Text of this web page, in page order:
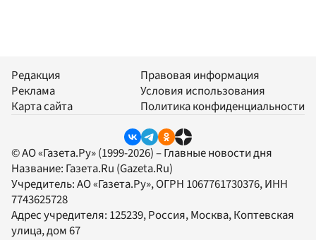
Редакция
Реклама
Карта сайта
Правовая информация
Условия использования
Политика конфиденциальности
© АО «Газета.Ру» (1999-2026) – Главные новости дня
Название: Газета.Ru (Gazeta.Ru)
Учредитель:АО «Газета.Ру», ОГРН 1067761730376, ИНН
7743625728
Адрес учредителя: 125239, Россия, Москва, Коптевская
улица, дом 67